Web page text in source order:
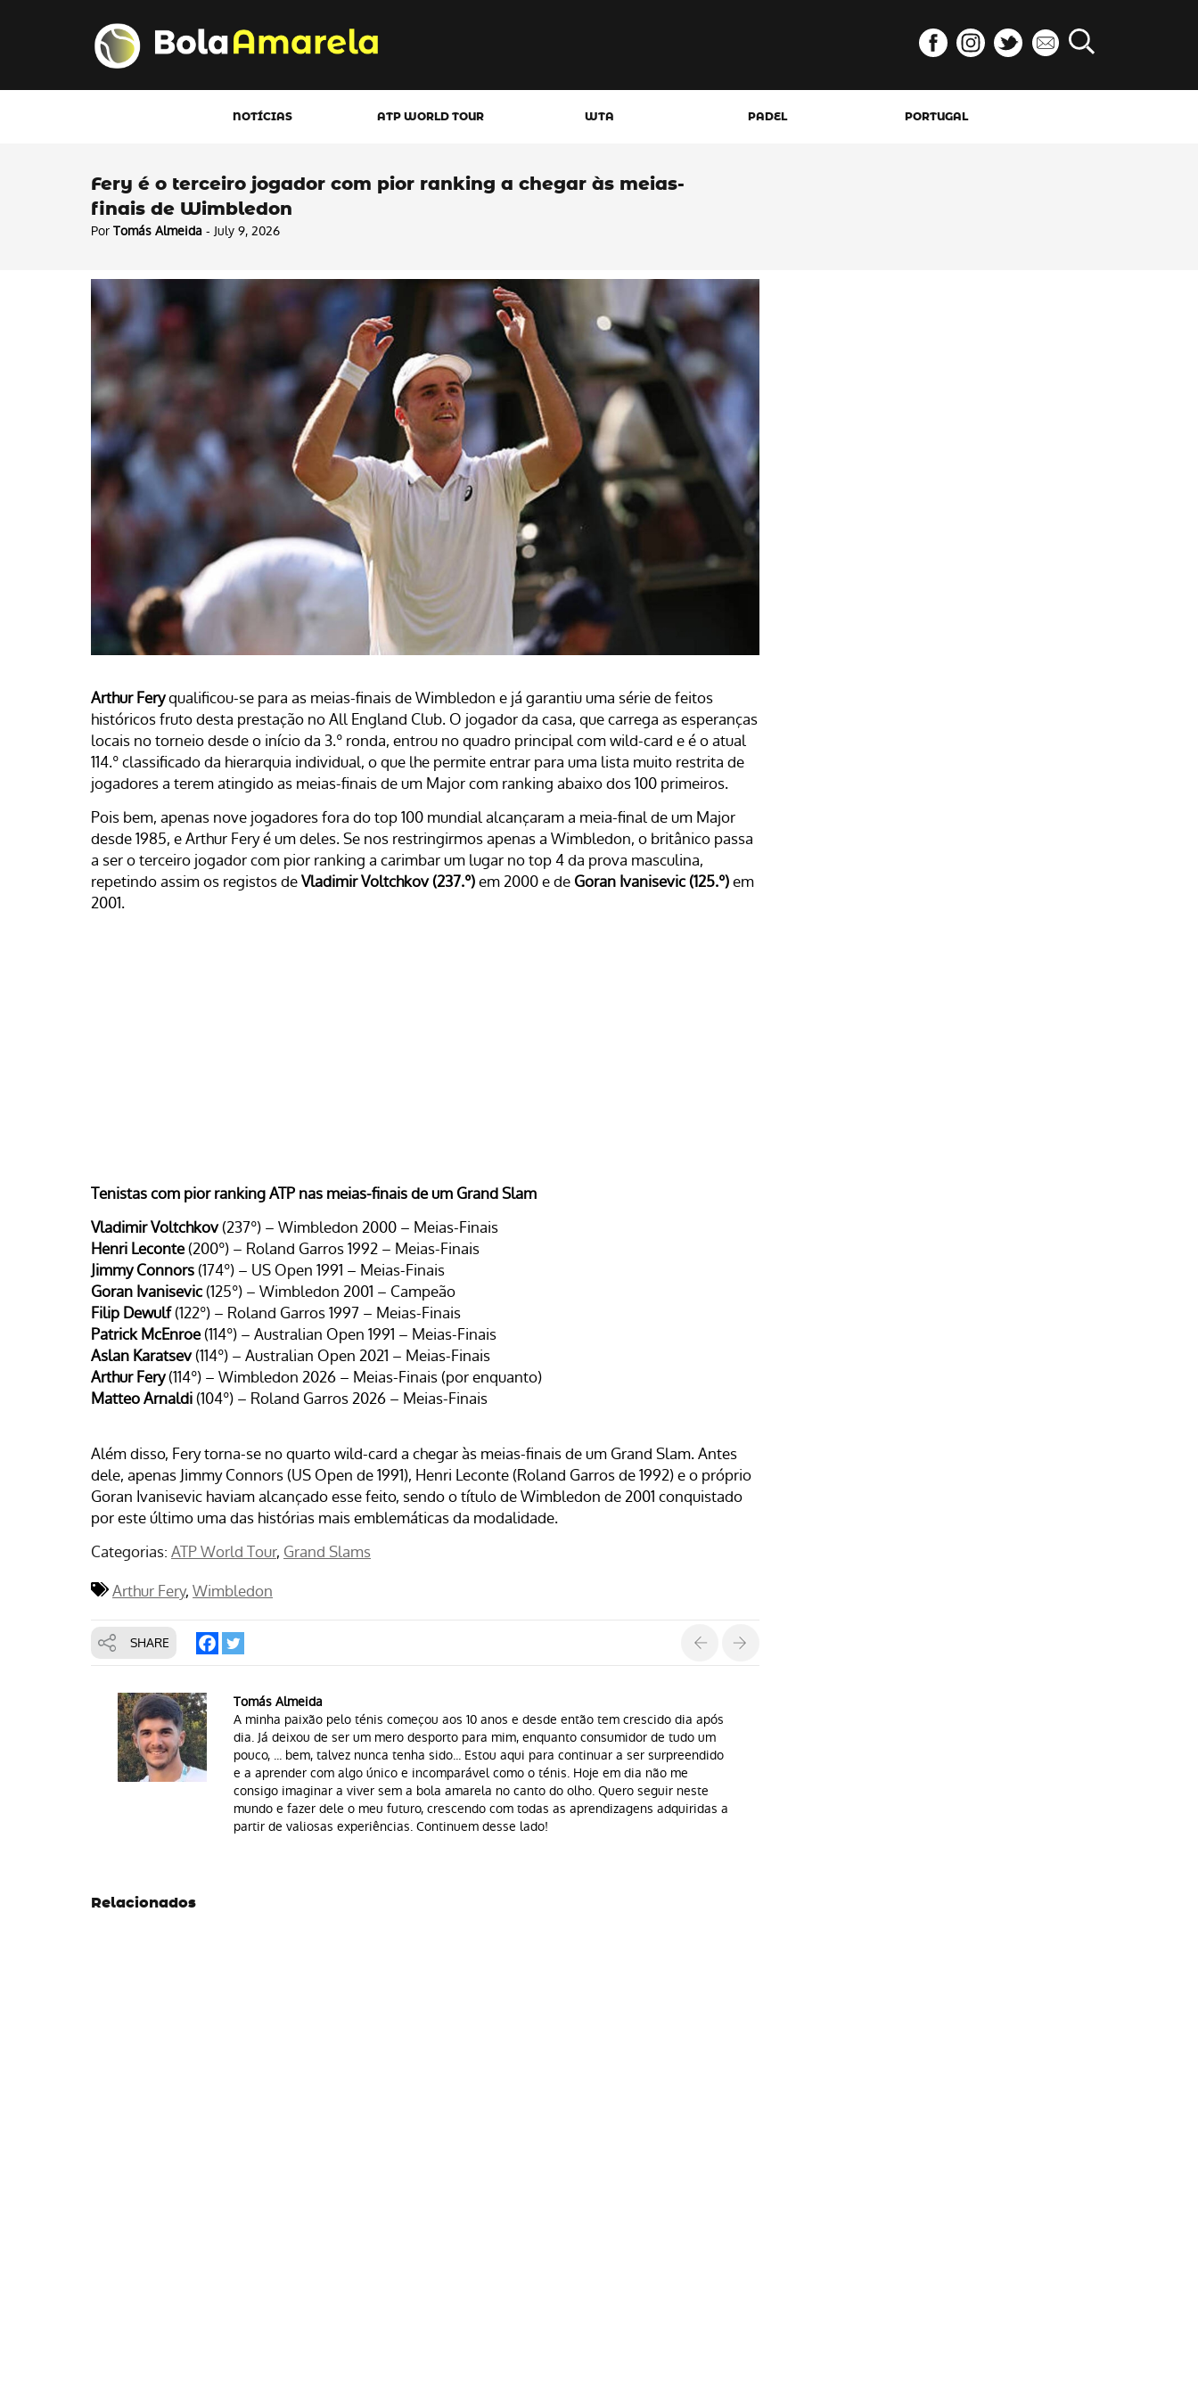
NOTÍCIAS ATP WORLD TOUR WTA PADEL PORTUGAL
Fery é o terceiro jogador com pior ranking a chegar às meias-
finais de Wimbledon
Por Tomás Almeida - July 9, 2026
ArthurFeryqualificou-se para as meias-finais de Wimbledon e já garantiu uma série de feitos
históricos fruto desta prestação no All England Club. O jogador da casa, que carrega as esperanças
locais no torneio desde o início da 3.º ronda, entrou no quadro principal com wild-card eé o atual
114.º classificado da hierarquia individual, o que lhe permite entrar para uma lista muito restrita de
jogadores a terem atingido as meias-finais de um Major com ranking abaixo dos 100 primeiros.
Pois bem, apenas nove jogadores fora do top 100 mundial alcançaram a meia-final de um Major
desde 1985, e Arthur Fery é um deles. Se nos restringirmos apenas a Wimbledon, o britânico passa
a ser o terceiro jogador com pior ranking a carimbar um lugar no top 4 da prova masculina,
repetindo assim os registos deVladimir Voltchkov (237.º)em 2000 e de Goran Ivanisevic (125.º)em
2001.
Tenistas com pior ranking ATP nas meias-finais de um Grand Slam
Vladimir Voltchkov(237º) – Wimbledon 2000 – Meias-Finais
Henri Leconte(200º) – Roland Garros 1992 – Meias-Finais
Jimmy Connors(174º) – US Open 1991 – Meias-Finais
Goran Ivanisevic(125º) – Wimbledon 2001 – Campeão
Filip Dewulf(122º) – Roland Garros 1997 – Meias-Finais
Patrick McEnroe(114º) – Australian Open 1991 – Meias-Finais
Aslan Karatsev(114º) – Australian Open 2021 – Meias-Finais
Arthur Fery(114º) – Wimbledon 2026 – Meias-Finais(por enquanto)
Matteo Arnaldi(104º) – Roland Garros 2026 – Meias-Finais
Além disso, Fery torna-se no quarto wild-card a chegar às meias-finais de um Grand Slam.Antes
dele, apenas Jimmy Connors(US Open de 1991), Henri Leconte(Roland Garros de 1992) e o próprio
Goran Ivanisevic haviam alcançado esse feito, sendo o título de Wimbledon de 2001 conquistado
por este último uma das histórias mais emblemáticas da modalidade.
Categorias: ATP World Tour Grand Slams
Arthur Fery Wimbledon
SHARE
Tomás Almeida
A minha paixão pelo ténis começou aos 10 anos e desde então tem crescido dia após
dia. Já deixou de ser um mero desporto para mim, enquanto consumidor de tudo um
pouco, ... bem, talvez nunca tenha sido... Estou aqui para continuar a ser surpreendido
e a aprender com algo único e incomparável como o ténis. Hoje em dia não me
consigo imaginar a viver sem a bola amarela no canto do olho. Quero seguir neste
mundo e fazer dele o meu futuro, crescendo com todas as aprendizagens adquiridas a
partir de valiosas experiências. Continuem desse lado!
Relacionados